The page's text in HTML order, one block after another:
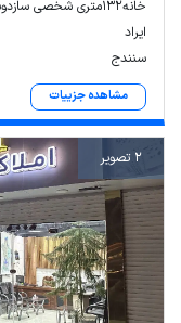
خانه۱۳۲متری شخصی
ایراد
سنندج
مشاهده جزییات
2 تصویر